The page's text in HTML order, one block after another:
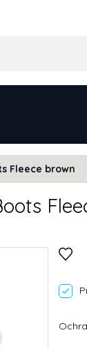
Fleece brown